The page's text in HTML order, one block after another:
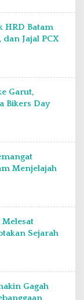
HRD Batam
Jajal PCX
Garut,
Bikers Day
Menjelajah
Sejarah
Gagah